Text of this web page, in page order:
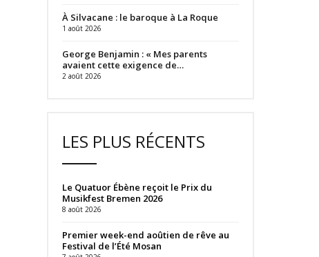
À Silvacane : le baroque à La Roque
1 août 2026
George Benjamin : « Mes parents
avaient cette exigence de…
2 août 2026
LES PLUS RÉCENTS
Le Quatuor Ébène reçoit le Prix du
Musikfest Bremen 2026
8 août 2026
Premier week-end aoûtien de rêve au
Festival de l’Été Mosan